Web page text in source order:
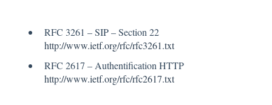
RFC 3261 – SIP – Section 22
http://www.ietf.org/rfc/rfc3261.txt
RFC 2617 – Authentification HTTP
http://www.ietf.org/rfc/rfc2617.txt